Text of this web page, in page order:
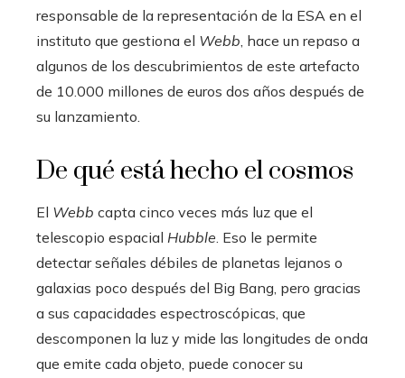
responsable de la representación de la ESA en el
instituto que gestiona el Webb , hace un repaso a
algunos de los descubrimientos de este artefacto
de 10.000 millones de euros dos años después de
su lanzamiento.
De qué está hecho el cosmos
El Webb capta cinco veces más luz que el
telescopio espacial Hubble . Eso le permite
detectar señales débiles de planetas lejanos o
galaxias poco después del Big Bang, pero gracias
a sus capacidades espectroscópicas, que
descomponen la luz y mide las longitudes de onda
que emite cada objeto, puede conocer su